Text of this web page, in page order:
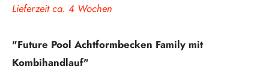
Lieferzeit ca. 4 Wochen
"Future Pool Achtformbecken Family mit
Kombihandlauf"